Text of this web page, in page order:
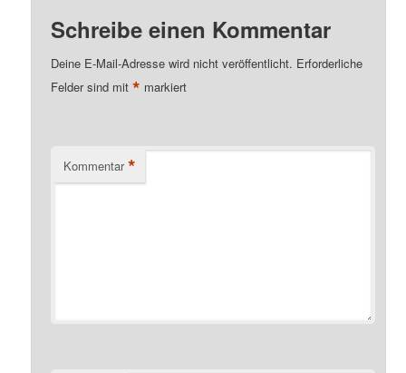
Schreibe einen Kommentar
Deine E-Mail-Adresse wird nicht veröffentlicht. Erforderliche
Felder sind mit* markiert
Kommentar *